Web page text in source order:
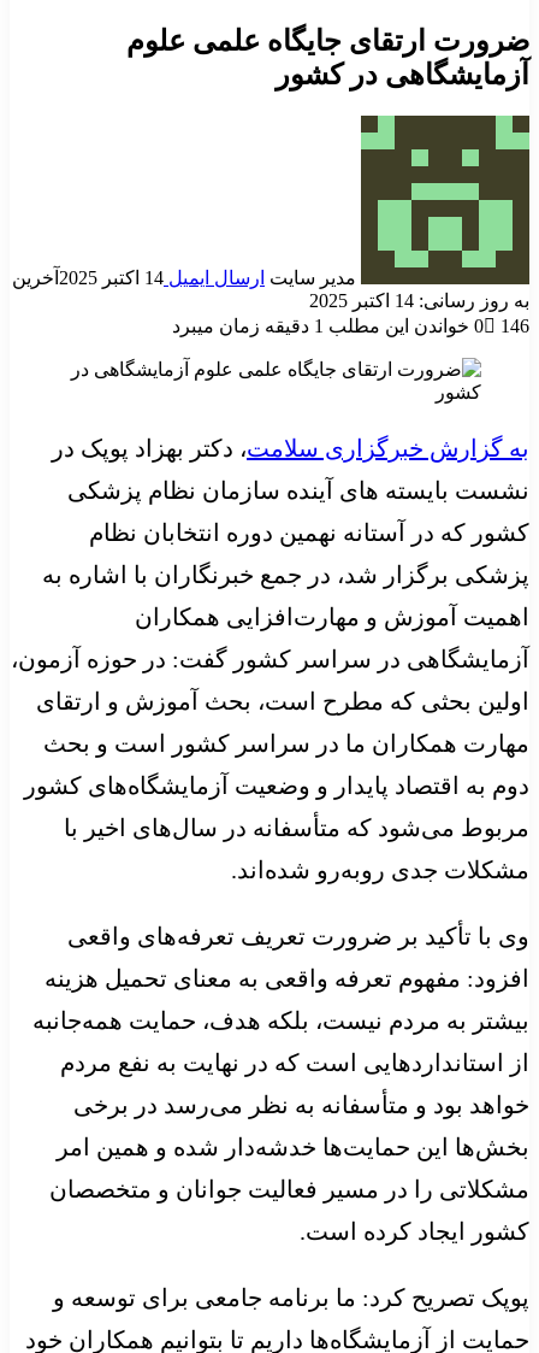
ضرورت ارتقای جایگاه علمی علوم
آزمایشگاهی در کشور
مدیر سایت ارسال ایمیل 14 اکتبر 2025
آخرین
به روز رسانی: 14 اکتبر 2025
0
146 خواندن این مطلب 1 دقیقه زمان میبرد
به گزارش خبرگزاری سلامت، دکتر بهزاد پوپک در
نشست بایسته های آینده سازمان نظام پزشکی
کشور که در آستانه نهمین دوره انتخابان نظام
پزشکی برگزار شد، در جمع خبرنگاران با اشاره به
اهمیت آموزش و مهارت‌افزایی همکاران
آزمایشگاهی در سراسر کشور گفت: در حوزه آزمون،
اولین بحثی که مطرح است، بحث آموزش و ارتقای
مهارت همکاران ما در سراسر کشور است و بحث
دوم به اقتصاد پایدار و وضعیت آزمایشگاه‌های کشور
مربوط می‌شود که متأسفانه در سال‌های اخیر با
مشکلات جدی روبه‌رو شده‌اند.
وی با تأکید بر ضرورت تعریف تعرفه‌های واقعی
افزود: مفهوم تعرفه واقعی به معنای تحمیل هزینه
بیشتر به مردم نیست، بلکه هدف، حمایت همه‌جانبه
از استانداردهایی است که در نهایت به نفع مردم
خواهد بود و متأسفانه به نظر می‌رسد در برخی
بخش‌ها این حمایت‌ها خدشه‌دار شده و همین امر
مشکلاتی را در مسیر فعالیت جوانان و متخصصان
کشور ایجاد کرده است.
پوپک تصریح کرد: ما برنامه جامعی برای توسعه و
حمایت از آزمایشگاه‌ها داریم تا بتوانیم همکاران خود